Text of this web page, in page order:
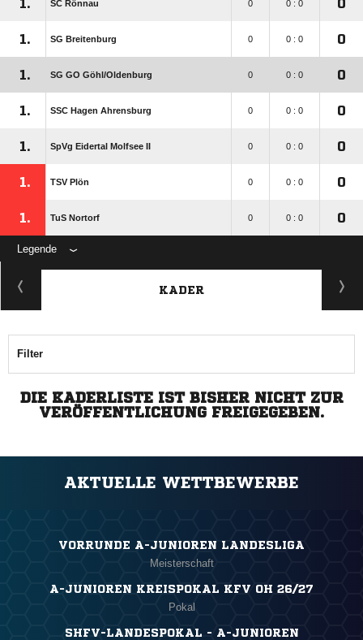
1. SC Rönnau 0 0 : 0 0
1. SG Breitenburg 0 0 : 0 0
1. SG GO Göhl/​Oldenburg 0 0 : 0 0
1. SSC Hagen Ahrensburg 0 0 : 0 0
1. SpVg Eidertal Molfsee II 0 0 : 0 0
1. TSV Plön 0 0 : 0 0
1. TuS Nortorf 0 0 : 0 0
Legende
KADER
Filter
DIE KADERLISTE IST BISHER NICHT ZUR
VERÖFFENTLICHUNG FREIGEGEBEN.
AKTUELLE WETTBEWERBE
VORRUNDE A-JUNIOREN LANDESLIGA
Meisterschaft
A-JUNIOREN KREISPOKAL KFV OH 26/27
Pokal
SHFV-LANDESPOKAL - A-JUNIOREN